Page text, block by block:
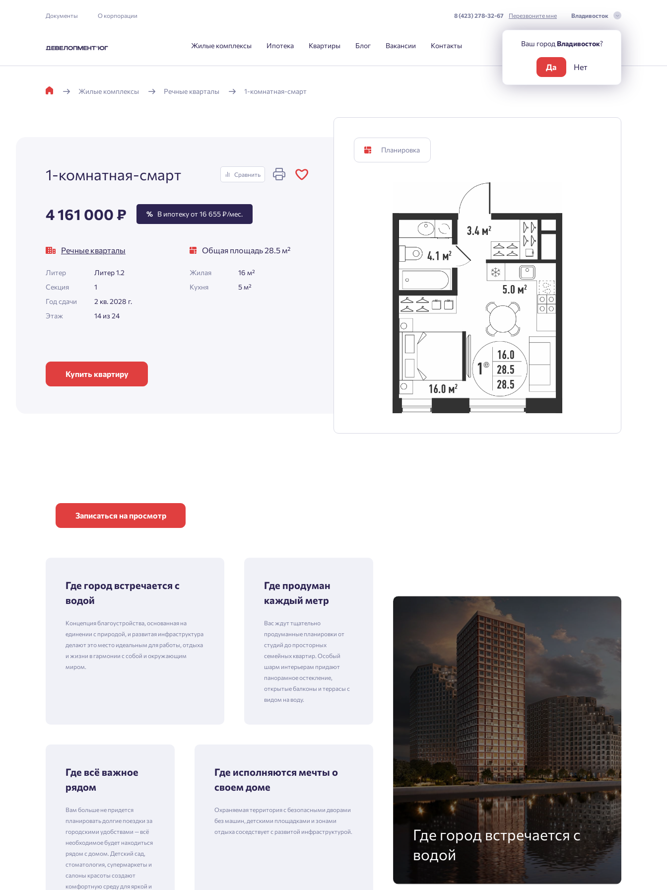
Документы О корпорации 8 (423) 278-32-67 Перезвоните мне Владивосток
Жилые комплексы Ипотека Квартиры Блог Вакансии Контакты
Жилые комплексы Речные кварталы 1-комнатная-смарт
1-комнатная-смарт Сравнить
4 161 000 ₽ % В ипотеку от 16 655 ₽/мес.
Речные кварталы
Литер
Литер 1.2
Секция
1
Год сдачи
2 кв. 2028 г.
Этаж
14 из 24
Общая площадь 28.5 м²
Жилая
16 м²
Кухня
5 м²
Купить квартиру
Планировка
Записаться на просмотр
Где город встречается с
водой
Концепция благоустройства, основанная на
единении с природой, и развитая инфраструктура
делают это место идеальным для работы, отдыха
и жизни в гармонии с собой и окружающим
миром.
Где продуман
каждый метр
Вас ждут тщательно
продуманные планировки от
студий до просторных
семейных квартир. Особый
шарм интерьерам придают
панорамное остекление,
открытые балконы и террасы с
видом на воду.
Где всё важное
рядом
Вам больше не придется
планировать долгие поездки за
городскими удобствами — всё
необходимое будет находиться
рядом с домом. Детский сад,
стоматология, супермаркеты и
салоны красоты создают
комфортную среду для яркой и
Где исполняются мечты о
своем доме
Охраняемая территория с безопасными дворами
без машин, детскими площадками и зонами
отдыха соседствует с развитой инфраструктурой.
Где город встречается с
водой
Ваш город Владивосток?
Да Нет